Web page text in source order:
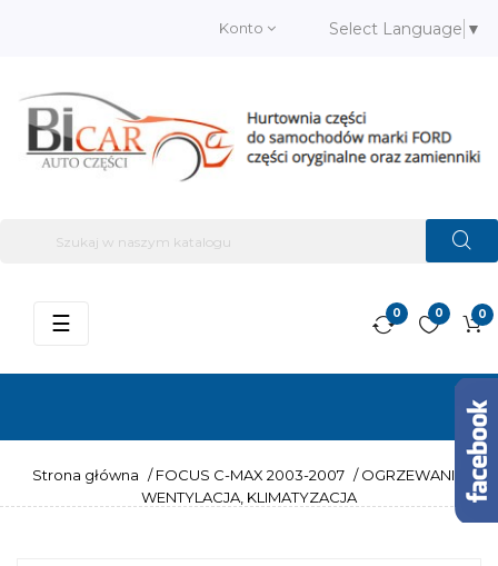
Konto Select Language ▼
0
0
0
Przełącz
☰
Strona główna / FOCUS C-MAX 2003-2007 / OGRZEWANIE,
WENTYLACJA, KLIMATYZACJA